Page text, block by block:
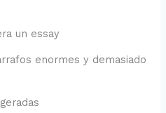
un essay
enormes y demasiado